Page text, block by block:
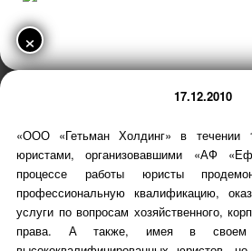
×
17.12.2010
«ООО «Гетьман Холдинг» в течении
юристами, организовавшими «АФ
процессе работы юристы
профессиональную квалификацию,
услуги по вопросам хозяйственного,
права. А также, имея в своем